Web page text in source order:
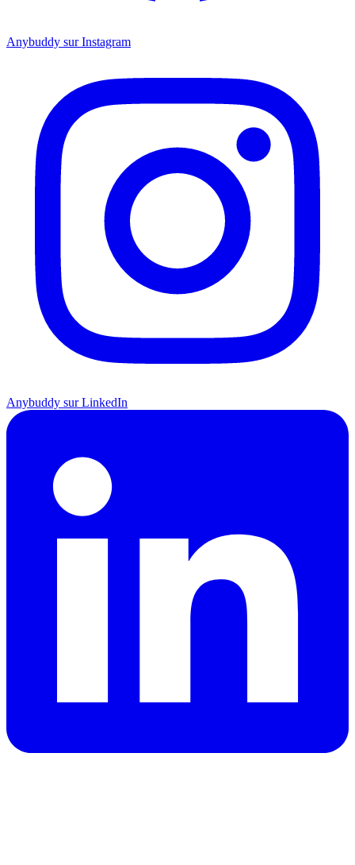
Anybuddy sur Instagram
Anybuddy sur LinkedIn